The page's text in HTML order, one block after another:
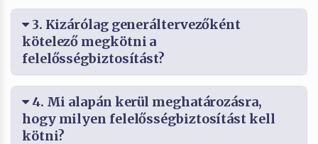
3. Kizárólag generáltervezőként
kötelező megkötni a
felelősségbiztosítást?
4. Mi alapán kerül meghatározásra,
hogy milyen felelősségbiztosítást kell
kötni?